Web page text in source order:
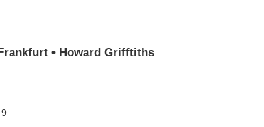
• Howard Grifftiths